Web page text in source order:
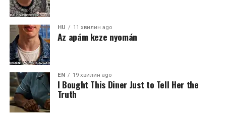
HU 11 хвилин ago
Az apám keze nyomán
EN 19 хвилин ago
I Bought This Diner Just to Tell Her the
Truth